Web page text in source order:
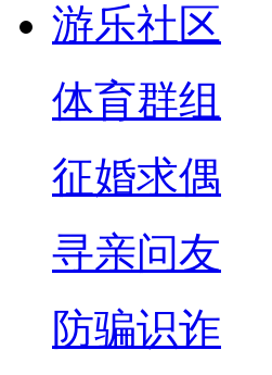
游乐社区
体育群组
征婚求偶
寻亲问友
防骗识诈